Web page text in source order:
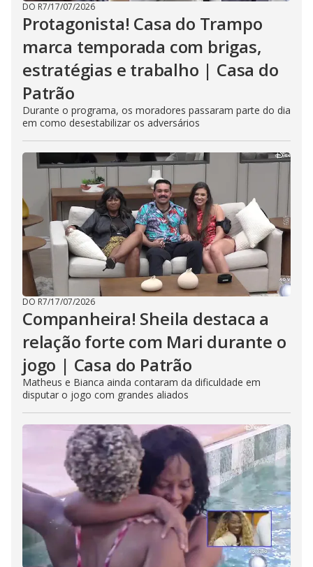
DO R7/17/07/2026
Protagonista! Casa do Trampo
marca temporada com brigas,
estratégias e trabalho | Casa do
Patrão
Durante o programa, os moradores passaram parte do dia
em como desestabilizar os adversários
DO R7/17/07/2026
Companheira! Sheila destaca a
relação forte com Mari durante o
jogo | Casa do Patrão
Matheus e Bianca ainda contaram da dificuldade em
disputar o jogo com grandes aliados